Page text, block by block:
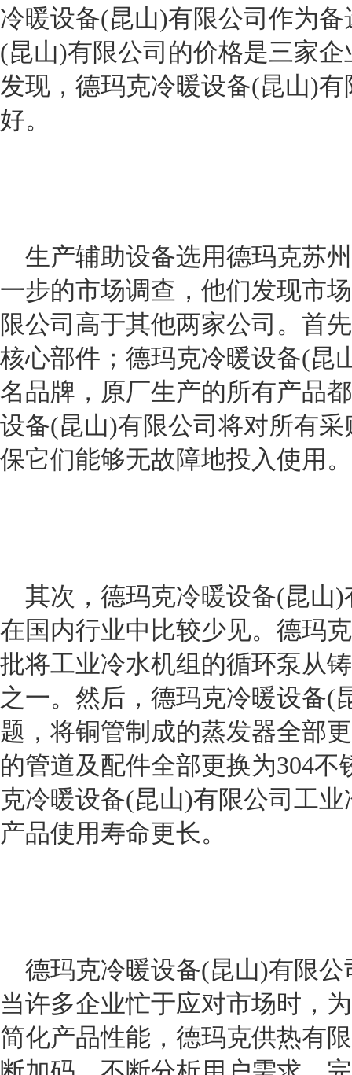
冷暖设备(昆山)有限公司作为
(昆山)有限公司的价格是三家企
发现，德玛克冷暖设备(昆山)有
好。
生产辅助设备选用德玛克苏
一步的市场调查，他们发现市场
限公司 高于其他两家公司。首
核心部件；德玛克冷暖设备(昆
名品牌，原厂生产的所有产品
设备(昆山)有限公司将对所有
保它们能够无故障地投入使用。
其次，德玛克冷暖设备(昆山)
在国内行业中比较少见。德玛
批将工业冷水机组的循环泵从
之一。然后，德玛克冷暖设备(
题，将铜管制成的蒸发器全部
的管道及配件全部更换为304不
克冷暖设备(昆山)有限公司工
产品使用寿命更长。
德玛克冷暖设备(昆山)有限公
当许多企业忙于应对市场时，
简化产品性能，德玛克供热有